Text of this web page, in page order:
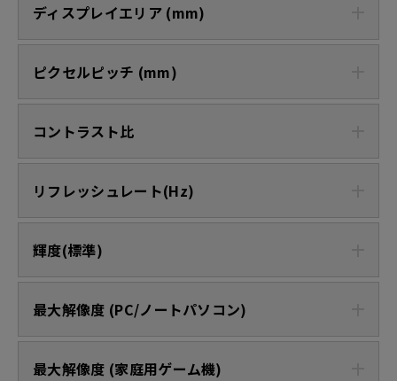
ディスプレイエリア (mm)
ピクセルピッチ (mm)
コントラスト比
リフレッシュレート(Hz)
輝度(標準)
最大解像度 (PC/ノートパソコン)
最大解像度 (家庭用ゲーム機)